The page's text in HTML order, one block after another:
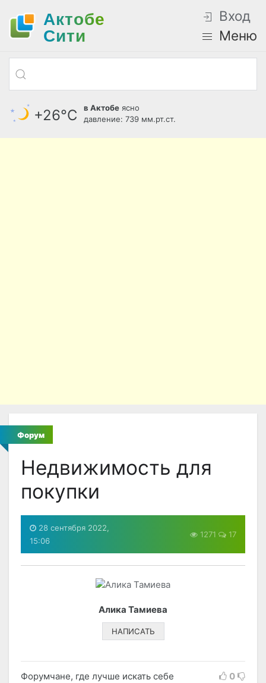
Актобе
Cити
Вход
Меню
+26°С в Актобе ясно
давление: 739 мм.рт.ст.
Форум
Недвижимость для
покупки
28 сентября 2022,
15:06
1271 17
Алика Тамиева
НАПИСАТЬ
Форумчане, где лучше искать себе
0